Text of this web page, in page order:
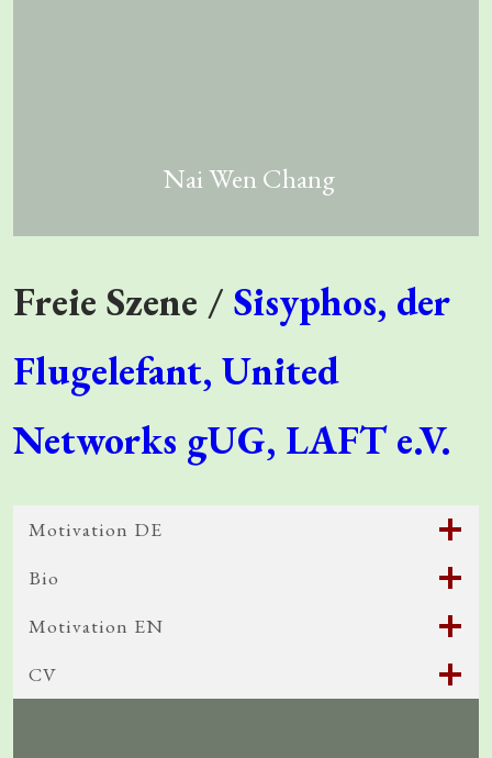
Nai Wen Chang
Freie Szene / Sisyphos, der
Flugelefant, United
Networks gUG, LAFT e.V.
Motivation DE
Bio
Motivation EN
CV